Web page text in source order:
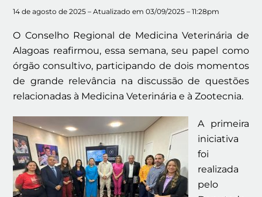
14 de agosto de 2025 – Atualizado em 03/09/2025 – 11:28pm
O Conselho Regional de Medicina Veterinária de
Alagoas reafirmou, essa semana, seu papel como
órgão consultivo, participando de dois momentos
de grande relevância na discussão de questões
relacionadas à Medicina Veterinária e à Zootecnia.
A primeira
iniciativa
foi
realizada
pelo